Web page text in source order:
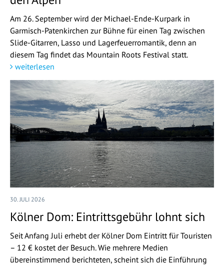
Am 26. September wird der Michael-Ende-Kurpark in
Garmisch-Patenkirchen zur Bühne für einen Tag zwischen
Slide-Gitarren, Lasso und Lagerfeuerromantik, denn an
diesem Tag findet das Mountain Roots Festival statt.
weiterlesen
30. JULI 2026
Kölner Dom: Eintrittsgebühr lohnt sich
Seit Anfang Juli erhebt der Kölner Dom Eintritt für Touristen
– 12 € kostet der Besuch. Wie mehrere Medien
übereinstimmend berichteten, scheint sich die Einführung